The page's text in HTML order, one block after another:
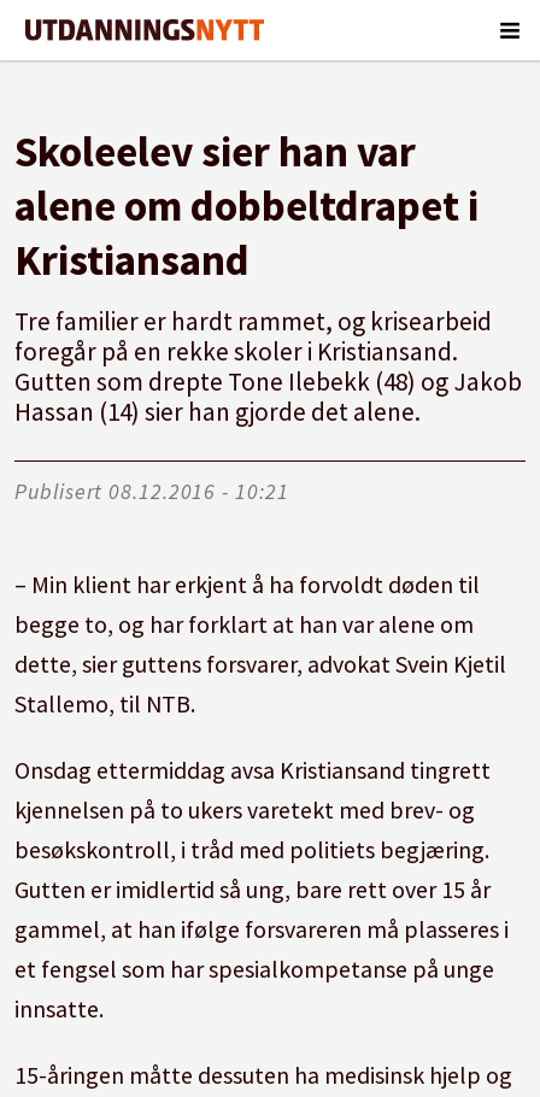
Skoleelev sier han var
alene om dobbeltdrapet i
Kristiansand
Tre familier er hardt rammet, og krisearbeid
foregår på en rekke skoler i Kristiansand.
Gutten som drepte Tone Ilebekk (48) og Jakob
Hassan (14) sier han gjorde det alene.
Publisert 08.12.2016 - 10:21
– Min klient har erkjent å ha forvoldt døden til
begge to, og har forklart at han var alene om
dette, sier guttens forsvarer, advokat Svein Kjetil
Stallemo, til NTB.
Onsdag ettermiddag avsa Kristiansand tingrett
kjennelsen på to ukers varetekt med brev- og
besøkskontroll, i tråd med politiets begjæring.
Gutten er imidlertid så ung, bare rett over 15 år
gammel, at han ifølge forsvareren må plasseres i
et fengsel som har spesialkompetanse på unge
innsatte.
15-åringen måtte dessuten ha medisinsk hjelp og